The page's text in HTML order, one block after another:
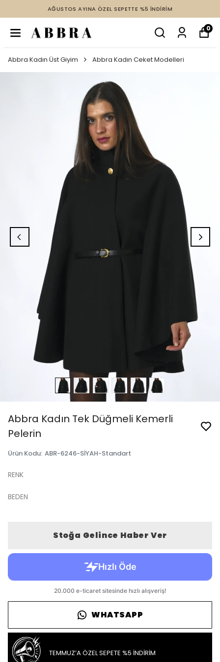
AĞUSTOS AYINA ÖZEL SEPETTE %5 İNDİRİM
0
Abbra Kadın Üst Giyim Abbra Kadın Ceket Modelleri
Abbra Kadın Tek Düğmeli Kemerli
Pelerin
Ürün Kodu: ABR-6246-SİYAH-Standart
RENK
BEDEN
Stoğa Gelince Haber Ver
WHATSAPP
TEMMUZ’A ÖZEL SEPETE %5 İNDİRİM